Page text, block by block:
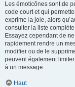
Les émoticônes sont de
code court et qui
exprime la joie, alors
consulter la liste
Essayez cependant de
rapidement rendre un
modifier ou de le
peuvent également
à un message.
Haut